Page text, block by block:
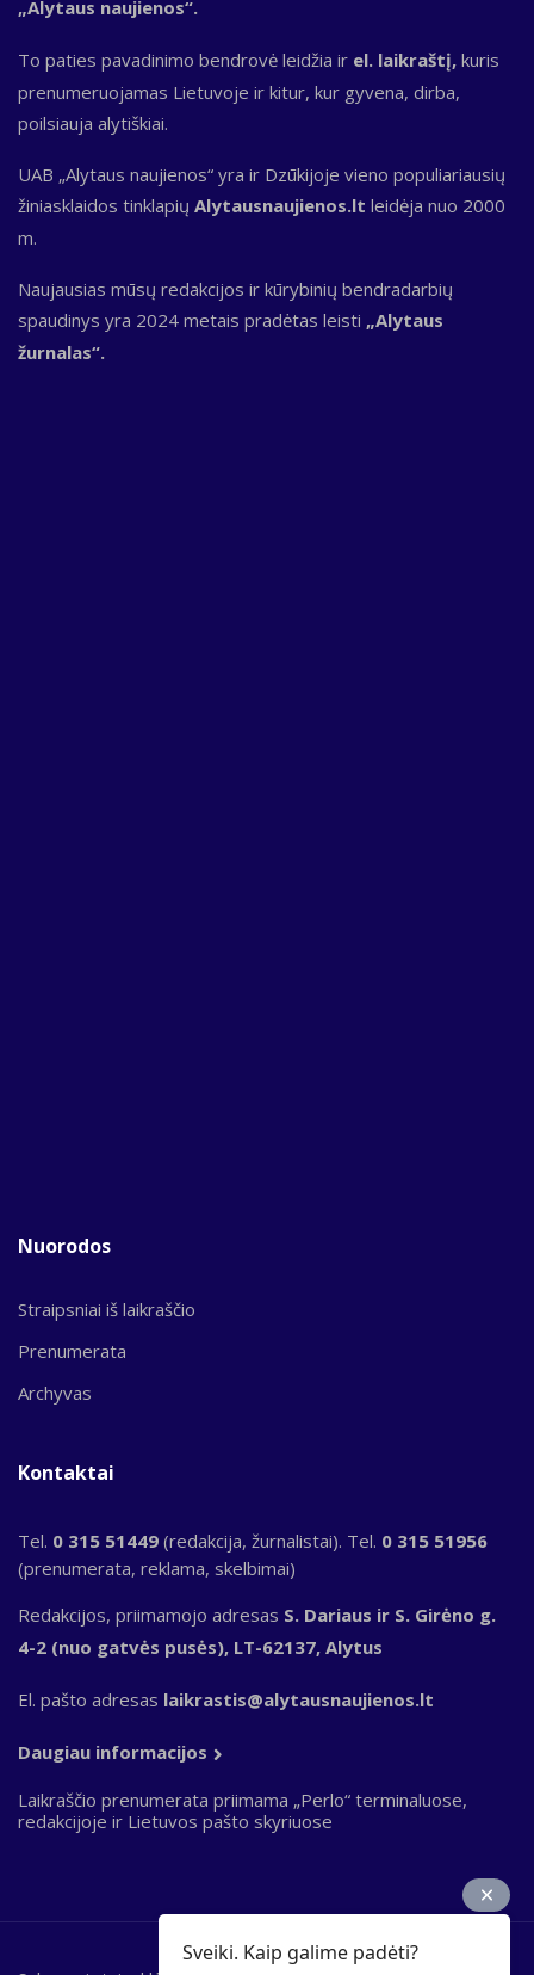
„Alytaus naujienos“.
To paties pavadinimo bendrovė leidžia ir el. laikraštį, kuris
prenumeruojamas Lietuvoje ir kitur, kur gyvena, dirba,
poilsiauja alytiškiai.
UAB „Alytaus naujienos“ yra ir Dzūkijoje vieno populiariausių
žiniasklaidos tinklapių Alytausnaujienos.lt leidėja nuo 2000
m.
Naujausias mūsų redakcijos ir kūrybinių bendradarbių
spaudinys yra 2024 metais pradėtas leisti „Alytaus
žurnalas“.
Nuorodos
Straipsniai iš laikraščio
Prenumerata
Archyvas
Kontaktai
Tel. 0 315 51449 (redakcija, žurnalistai). Tel. 0 315 51956
(prenumerata, reklama, skelbimai)
Redakcijos, priimamojo adresas S. Dariaus ir S. Girėno g.
4-2 (nuo gatvės pusės), LT-62137, Alytus
El. pašto adresas laikrastis@alytausnaujienos.lt
Daugiau informacijos
Laikraščio prenumerata priimama „Perlo“ terminaluose,
redakcijoje ir Lietuvos pašto skyriuose
Sveiki. Kaip galime padėti?